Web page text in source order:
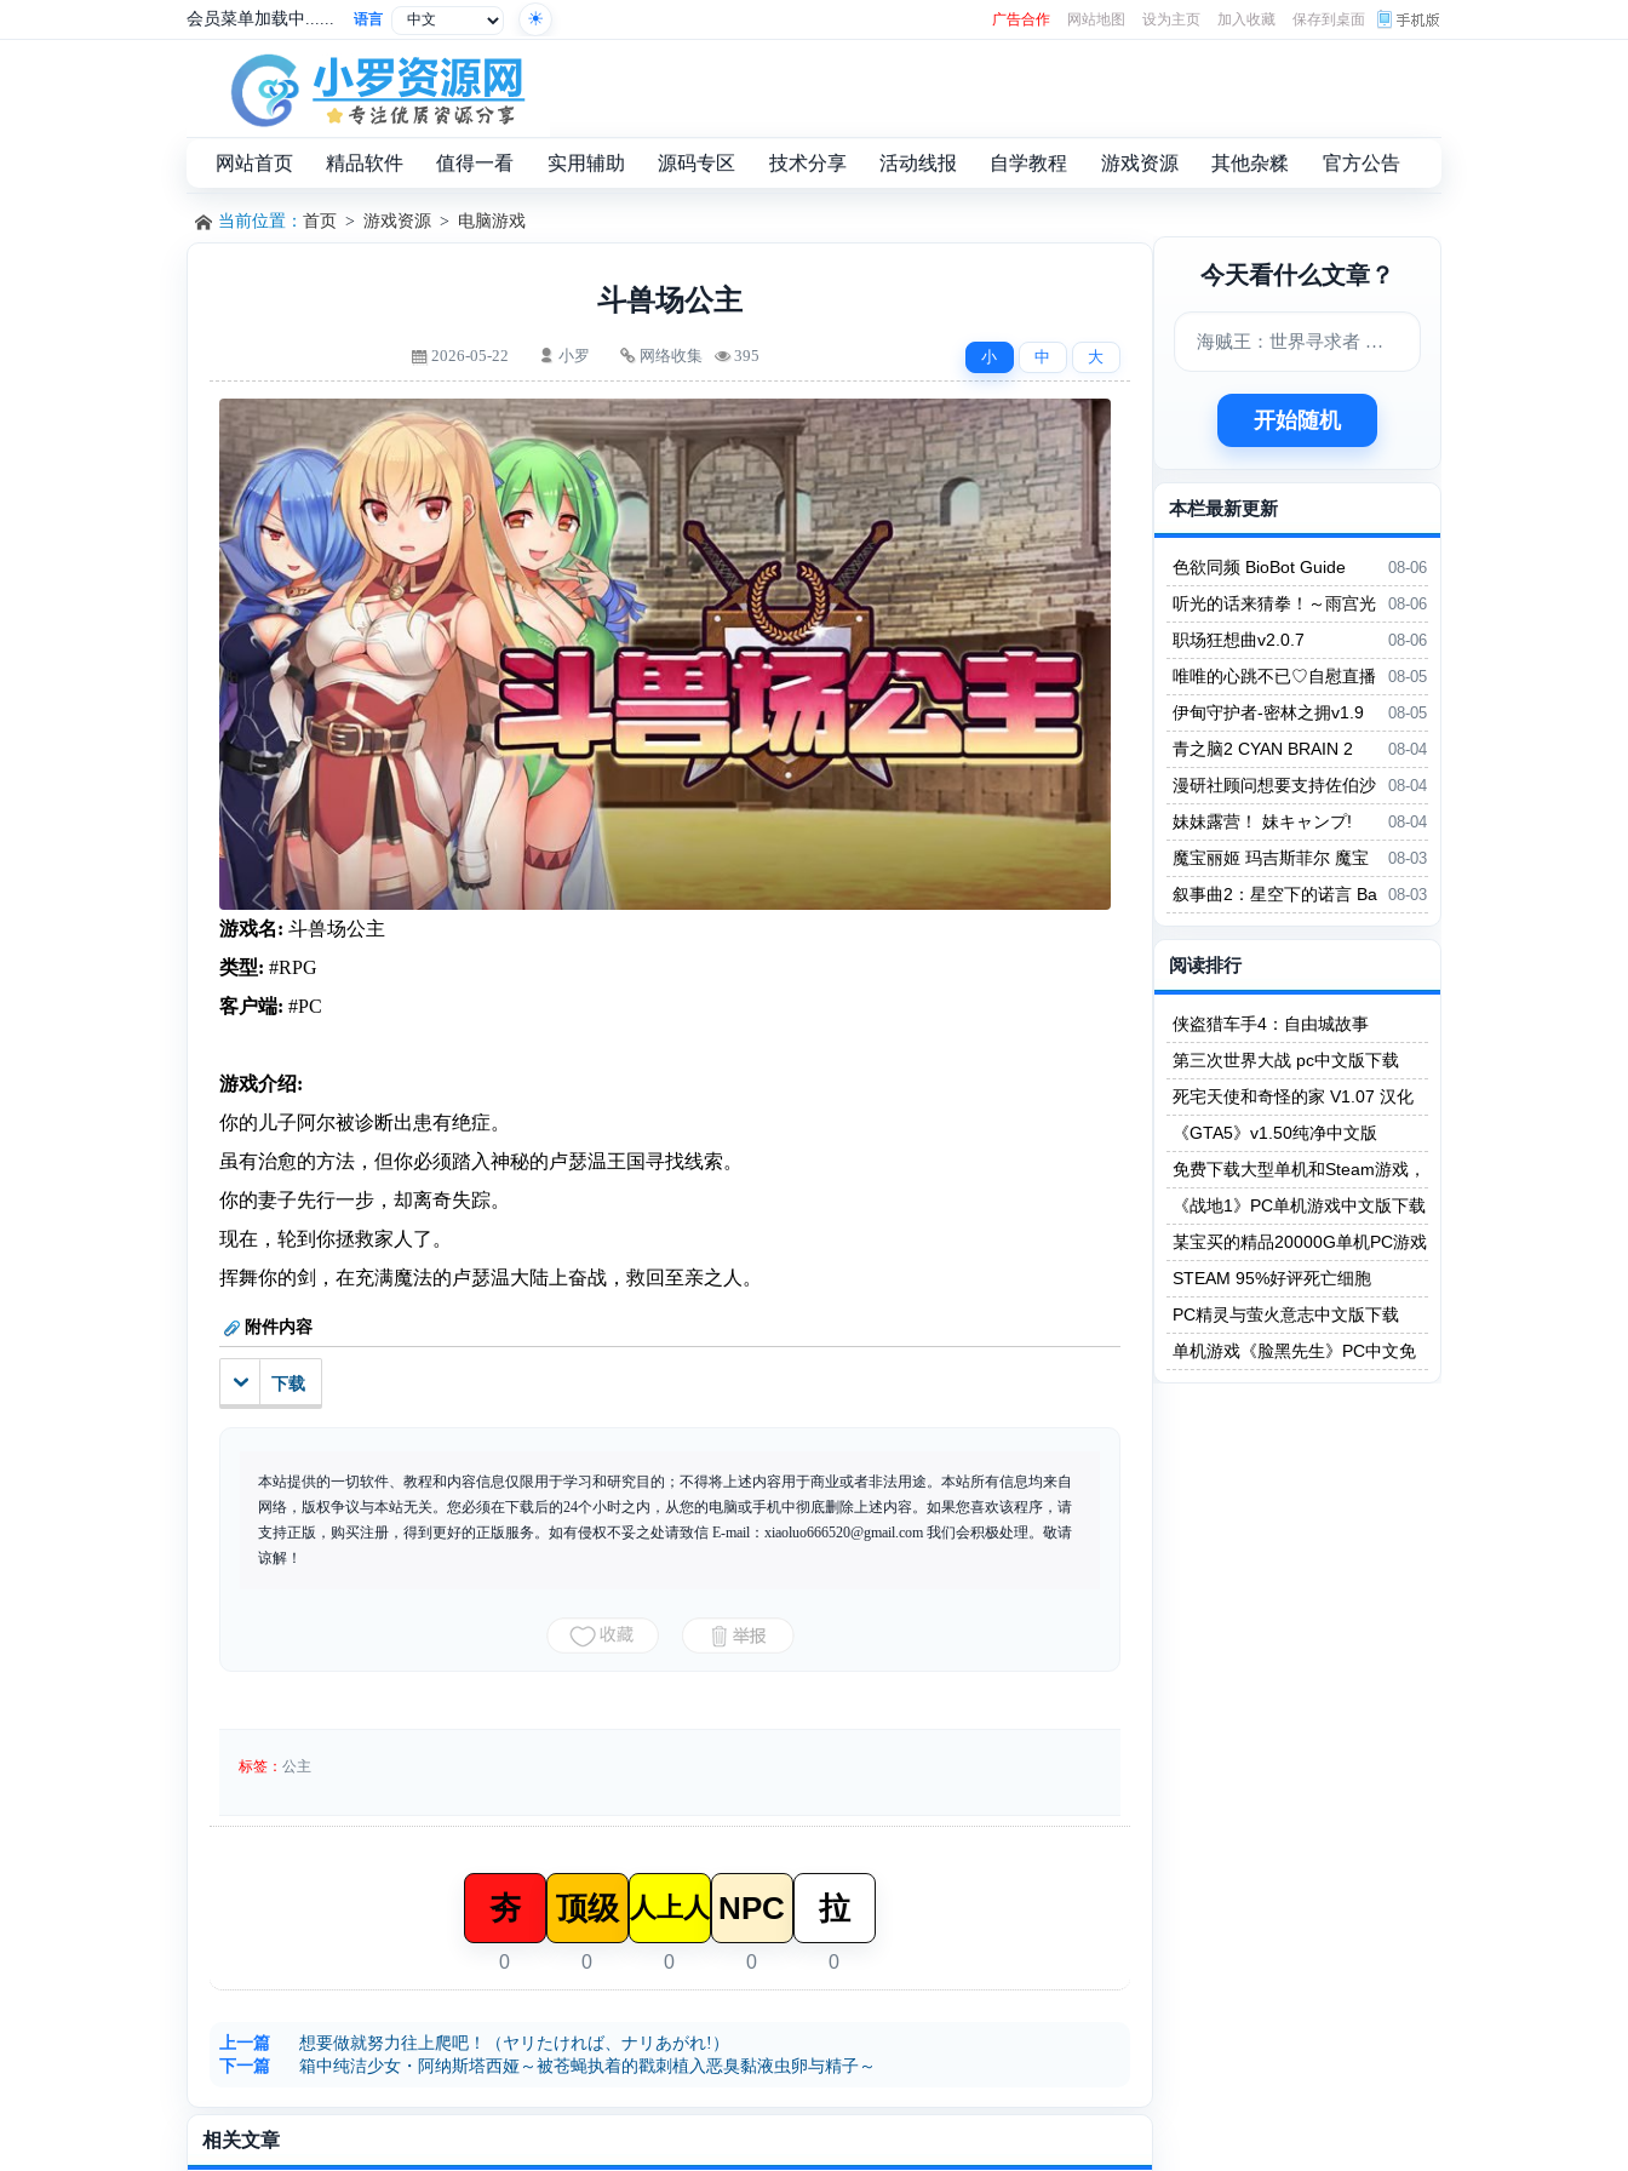
会员菜单加载中...... 语言 广告合作 网站地图 设为主页 加入收藏 保存到桌面
网站首页 精品软件 值得一看 实用辅助 源码专区 技术分享 活动线报 自学教程 游戏资源 其他杂糅 官方公告
当前位置： 首页 > 游戏资源 > 电脑游戏
斗兽场公主
小 中 大
2026-05-22 小罗 网络收集 395
游戏名: 斗兽场公主
类型: #RPG
客户端: #PC
游戏介绍:
你的儿子阿尔被诊断出患有绝症。
虽有治愈的方法，但你必须踏入神秘的卢瑟温王国寻找线索。
你的妻子先行一步，却离奇失踪。
现在，轮到你拯救家人了。
挥舞你的剑，在充满魔法的卢瑟温大陆上奋战，救回至亲之人。
附件内容
下载
本站提供的一切软件、教程和内容信息仅限用于学习和研究目的；不得将上述内容用于商业或者非法用途。本站所有信息均来自
网络，版权争议与本站无关。您必须在下载后的24个小时之内，从您的电脑或手机中彻底删除上述内容。如果您喜欢该程序，请
支持正版，购买注册，得到更好的正版服务。如有侵权不妥之处请致信 E-mail： xiaoluo666520@gmail.com 我们会积极处理。敬请
谅解！
标签： 公主
夯
0
顶级
0
人上人
0
NPC
0
拉
0
上一篇
想要做就努力往上爬吧！（ヤリたければ、ナリあがれ!）
下一篇
箱中纯洁少女・阿纳斯塔西娅～被苍蝇执着的戳刺植入恶臭黏液虫卵与精子～
相关文章
今天看什么文章？
海贼王：世界寻求者 中文版下载
开始随机
本栏最新更新
08-06
色欲同频 BioBot Guide
08-06
听光的话来猜拳！～雨宫光
的深沉之爱～ ヒカリの言いなり
じゃんけん！～雨宮ヒカリの愛の
底～
08-06
职场狂想曲v2.0.7
08-05
唯唯的心跳不已♡自慰直播
日记 ゆいゆいのドキドキ♡おな
にー配信日記
08-05
伊甸守护者-密林之拥v1.9
08-04
青之脑2 CYAN BRAIN 2
08-04
漫研社顾问想要支持佐伯沙
罗 漫研顧問は佐伯ささらを支え
たい
08-04
妹妹露营！ 妹キャンプ!
08-03
魔宝丽姬 玛吉斯菲尔 魔宝
麗姫マギスフィア
08-03
叙事曲2：星空下的诺言 Ba
llade2 the Celestial Promise
阅读排行
侠盗猎车手4：自由城故事
第三次世界大战 pc中文版下载
死宅天使和奇怪的家 V1.07 汉化
作弊版
《GTA5》v1.50纯净中文版
免费下载大型单机和Steam游戏，
5208G资源一键快速下载
《战地1》PC单机游戏中文版下载
某宝买的精品20000G单机PC游戏
STEAM 95%好评死亡细胞
PC精灵与萤火意志中文版下载
单机游戏《脸黑先生》PC中文免
安装下载